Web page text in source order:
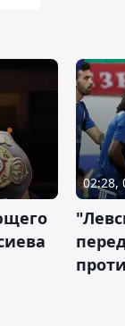
02:28,